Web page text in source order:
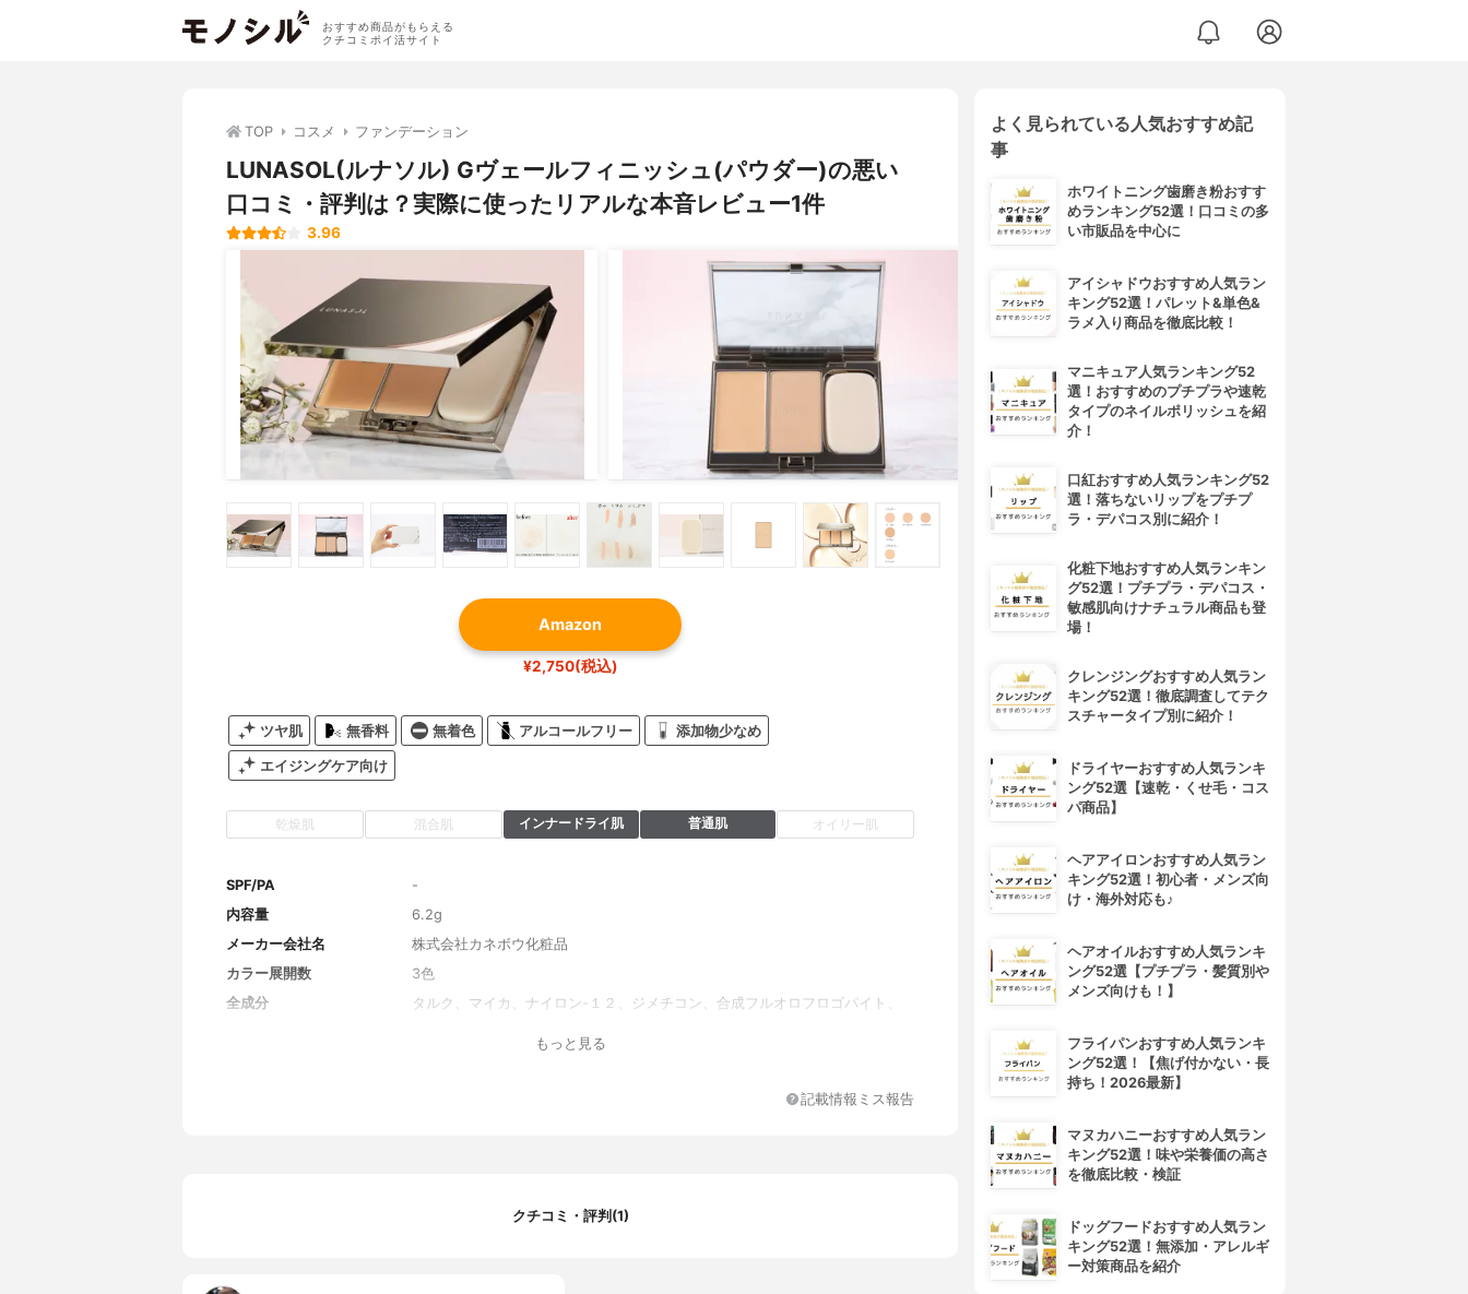
おすすめ商品がもらえる
クチコミポイ活サイト
TOP コスメ ファンデーション
LUNASOL(ルナソル) Gヴェールフィニッシュ(パウダー)の悪い
口コミ・評判は？実際に使ったリアルな本音レビュー1件
3.96
Amazon
¥2,750(税込)
ツヤ肌 無香料 無着色 アルコールフリー 添加物少なめ
エイジングケア向け
乾燥肌 混合肌 インナードライ肌 普通肌 オイリー肌
SPF/PA
-
内容量
6.2g
メーカー会社名
株式会社カネボウ化粧品
カラー展開数
3色
全成分
タルク、マイカ、ナイロン-１２、ジメチコン、合成フルオロフロゴパイト、
ステアロイルグルタミン酸２Ｎａ、メチコン、水酸化Ａｌ、トリイソステアリ
ａ、オリーブ果実油、アーモンド油、イソステアリルアルコール、ホホバ種子
もっと見る
記載情報ミス報告
クチコミ・評判(1)
よく見られている人気おすすめ記
事
ホワイトニング歯磨き粉おすす
めランキング52選！口コミの多
い市販品を中心に
アイシャドウおすすめ人気ラン
キング52選！パレット&単色&
ラメ入り商品を徹底比較！
マニキュア人気ランキング52
選！おすすめのプチプラや速乾
タイプのネイルポリッシュを紹
介！
口紅おすすめ人気ランキング52
選！落ちないリップをプチプ
ラ・デパコス別に紹介！
化粧下地おすすめ人気ランキン
グ52選！プチプラ・デパコス・
敏感肌向けナチュラル商品も登
場！
クレンジングおすすめ人気ラン
キング52選！徹底調査してテク
スチャータイプ別に紹介！
ドライヤーおすすめ人気ランキ
ング52選【速乾・くせ毛・コス
パ商品】
ヘアアイロンおすすめ人気ラン
キング52選！初心者・メンズ向
け・海外対応も♪
ヘアオイルおすすめ人気ランキ
ング52選【プチプラ・髪質別や
メンズ向けも！】
フライパンおすすめ人気ランキ
ング52選！【焦げ付かない・長
持ち！2026最新】
マヌカハニーおすすめ人気ラン
キング52選！味や栄養価の高さ
を徹底比較・検証
ドッグフードおすすめ人気ラン
キング52選！無添加・アレルギ
ー対策商品を紹介